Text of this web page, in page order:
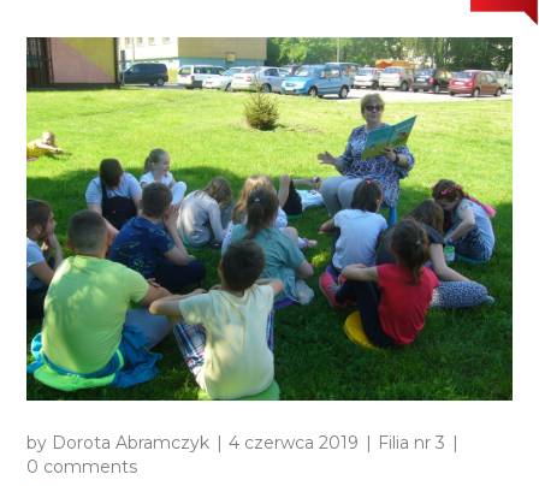
by Dorota Abramczyk 4 czerwca 2019
Filia nr 3
0 comments